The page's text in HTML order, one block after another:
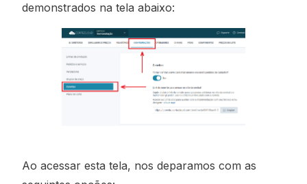
demonstrados na tela abaixo:
Ao acessar esta tela, nos deparamos com as